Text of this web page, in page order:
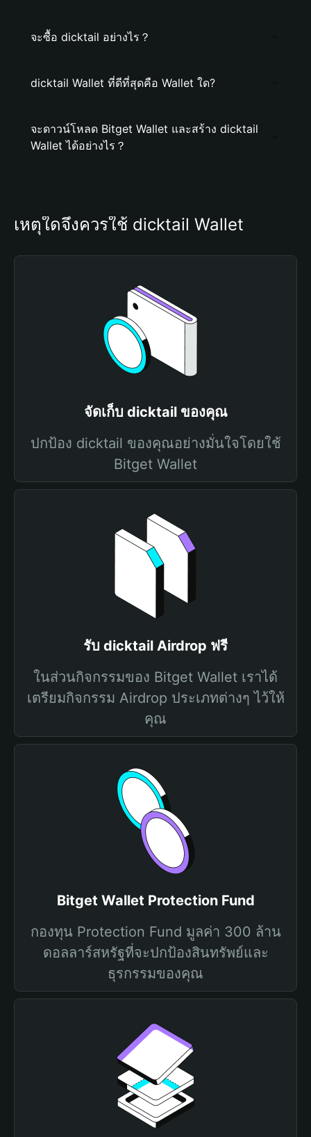
จะซื้อ dicktail อย่างไร？
dicktail Wallet ที่ดีที่สุดคือ Wallet ใด?
จะดาวน์โหลด Bitget Wallet และสร้าง dicktail
Wallet ได้อย่างไร？
เหตุใดจึงควรใช้ dicktail Wallet
จัดเก็บ dicktail ของคุณ
ปกป้อง dicktail ของคุณอย่างมั่นใจโดยใช้
Bitget Wallet
รับ dicktail Airdrop ฟรี
ในส่วนกิจกรรมของ Bitget Wallet เราได้
เตรียมกิจกรรม Airdrop ประเภทต่างๆ ไว้ให้
คุณ
Bitget Wallet Protection Fund
กองทุน Protection Fund มูลค่า 300 ล้าน
ดอลลาร์สหรัฐที่จะปกป้องสินทรัพย์และ
ธุรกรรมของคุณ